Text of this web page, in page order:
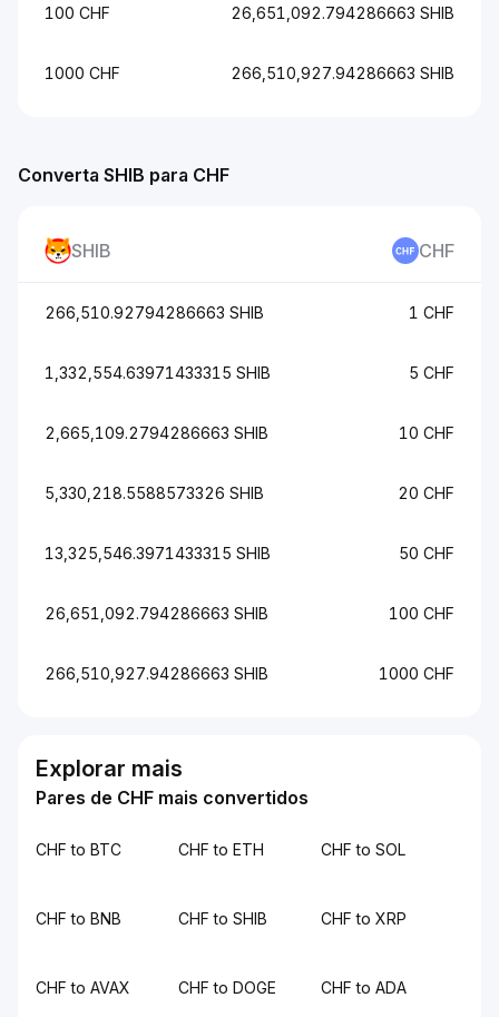
Converta SHIB para CHF
SHIB CHF
266,510.92794286663 SHIB 1 CHF
1,332,554.63971433315 SHIB 5 CHF
2,665,109.2794286663 SHIB 10 CHF
5,330,218.5588573326 SHIB 20 CHF
13,325,546.3971433315 SHIB 50 CHF
26,651,092.794286663 SHIB 100 CHF
266,510,927.94286663 SHIB 1000 CHF
100 CHF 26,651,092.794286663 SHIB
1000 CHF 266,510,927.94286663 SHIB
Explorar mais
Pares de CHF mais convertidos
CHF to BTC CHF to ETH CHF to SOL
CHF to BNB CHF to SHIB CHF to XRP
CHF to AVAX CHF to DOGE CHF to ADA